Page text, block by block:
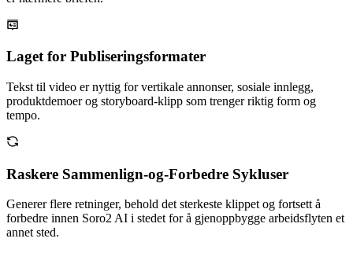
Laget for Publiseringsformater
Tekst til video er nyttig for vertikale annonser, sosiale innlegg,
produktdemoer og storyboard-klipp som trenger riktig form og
tempo.
Raskere Sammenlign-og-Forbedre Sykluser
Generer flere retninger, behold det sterkeste klippet og fortsett å
forbedre innen Soro2 AI i stedet for å gjenoppbygge arbeidsflyten et
annet sted.